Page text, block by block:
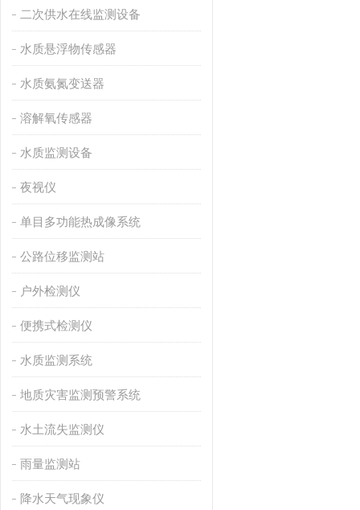
二次供水在线监测设备
水质悬浮物传感器
水质氨氮变送器
溶解氧传感器
水质监测设备
夜视仪
单目多功能热成像系统
公路位移监测站
户外检测仪
便携式检测仪
水质监测系统
地质灾害监测预警系统
水土流失监测仪
雨量监测站
降水天气现象仪